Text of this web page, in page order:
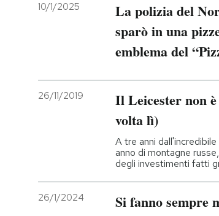
Entra
10/1/2025
La polizia del
sparò in una
emblema del
26/11/2019
Il Leicester non
volta lì)
A tre anni
anno di montagne
degli investimenti fatti
26/1/2024 Si fanno sempre